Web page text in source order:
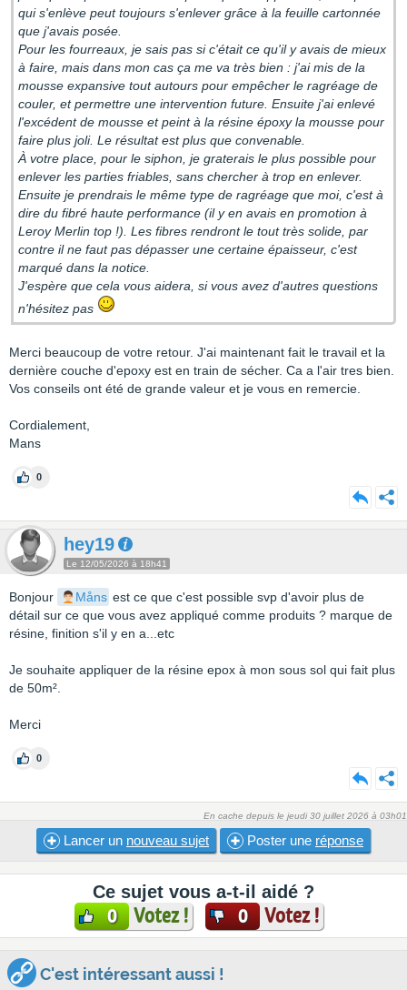
qui s'enlève peut toujours s'enlever grâce à la feuille cartonnée
que j'avais posée.
Pour les fourreaux, je sais pas si c'était ce qu'il y avais de mieux
à faire, mais dans mon cas ça me va très bien : j'ai mis de la
mousse expansive tout autours pour empêcher le ragréage de
couler, et permettre une intervention future. Ensuite j'ai enlevé
l'excédent de mousse et peint à la résine époxy la mousse pour
faire plus joli. Le résultat est plus que convenable.
À votre place, pour le siphon, je graterais le plus possible pour
enlever les parties friables, sans chercher à trop en enlever.
Ensuite je prendrais le même type de ragréage que moi, c'est à
dire du fibré haute performance (il y en avais en promotion à
Leroy Merlin top !). Les fibres rendront le tout très solide, par
contre il ne faut pas dépasser une certaine épaisseur, c'est
marqué dans la notice.
J'espère que cela vous aidera, si vous avez d'autres questions
n'hésitez pas
Merci beaucoup de votre retour. J'ai maintenant fait le travail et la
dernière couche d'epoxy est en train de sécher. Ca a l'air tres bien.
Vos conseils ont été de grande valeur et je vous en remercie.
Cordialement,
Mans
0
hey19
Le 12/05/2026 à 18h41
Bonjour Måns est ce que c'est possible svp d'avoir plus de
détail sur ce que vous avez appliqué comme produits ? marque de
résine, finition s'il y en a...etc
Je souhaite appliquer de la résine epox à mon sous sol qui fait plus
de 50m².
Merci
0
En cache depuis le jeudi 30 juillet 2026 à 03h01
Lancer un nouveau sujet Poster une réponse
Ce sujet vous a-t-il aidé ?
0 Votez ! 0 Votez !
C'est intéressant aussi !